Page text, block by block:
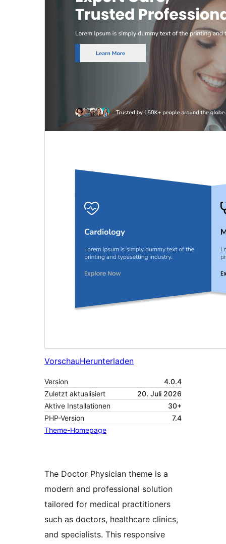
VorschauHerunterladen
Version
4.0.4
Zuletzt aktualisiert
20. Juli 2026
Aktive Installationen
30+
PHP-Version
7.4
Theme-Homepage
The Doctor Physician theme is a
modern and professional solution
tailored for medical practitioners
such as doctors, healthcare clinics,
and specialists. This responsive